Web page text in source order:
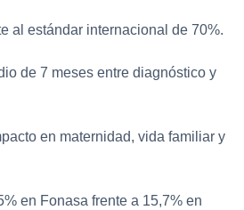
al estándar internacional de 70%.
de 7 meses entre diagnóstico y
en maternidad, vida familiar y
en Fonasa frente a 15,7% en